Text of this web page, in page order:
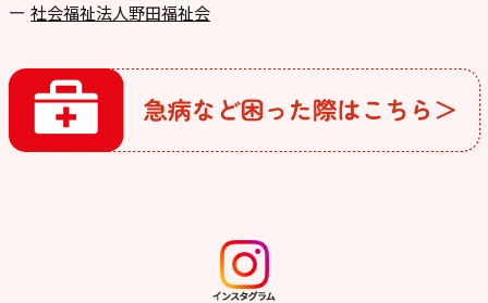
社会福祉法人野田福祉会